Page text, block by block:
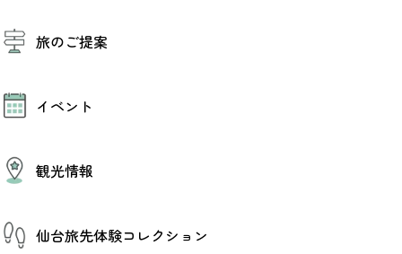
仙台から行く東北周遊旅
伝統的工芸品
夜時間トピックス
旅のご提案
AIおまかせコース
イベント
その他イベント情報（音楽・展示会）
観光情報
温泉
仙台旅先体験コレクション